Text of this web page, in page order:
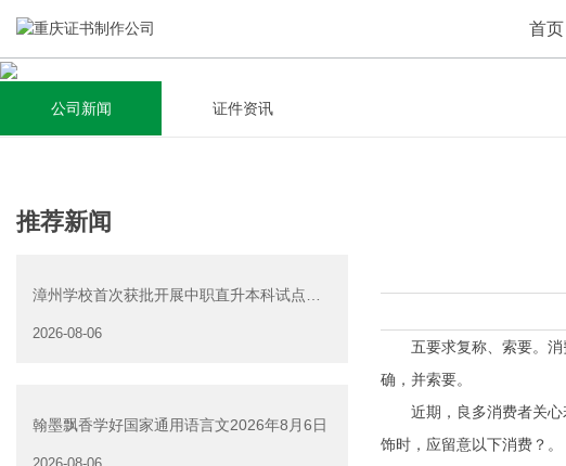
首页
关于我们
集研发，设计，制造，安装于一体，多元化的证件制作需求，
为上千家企业提供过专业证件定制服务！
查看详情
新闻资讯
全自动流水线规模化生产，准时按期交货，年生产能力超过
40W万方米以上，拥有遍布全国的商务合作伙伴和较为完善的
查看详情
公司新闻 证件资讯
推荐新闻
漳州学校首次获批开展中职直升本科试点中
2026-08-06
翰墨飘香学好国家通用语言文2026年8月6日
五要求复称、索要。消
确，并索要。
近期，良多消费者关心
饰时，应留意以下消费？。